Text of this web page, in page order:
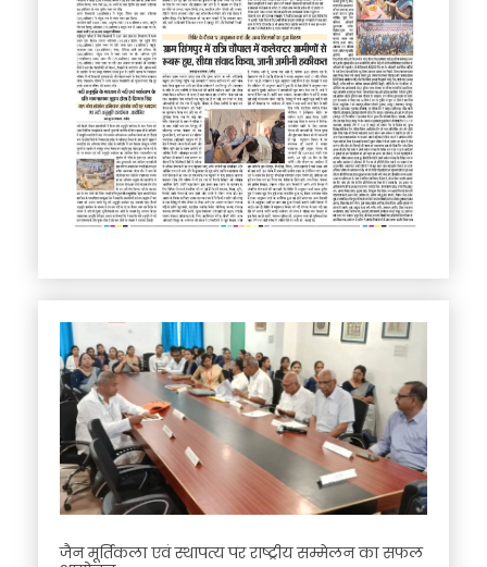
जैन मूर्तिकला एवं स्थापत्य पर राष्ट्रीय सम्मेलन का सफल